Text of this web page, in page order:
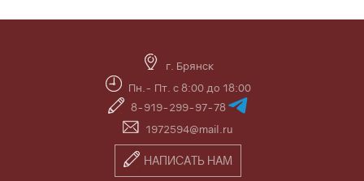
г. Брянск
Пн.- Пт. с 8:00 до 18:00
8-919-299-97-78
1972594@mail.ru
НАПИСАТЬ НАМ